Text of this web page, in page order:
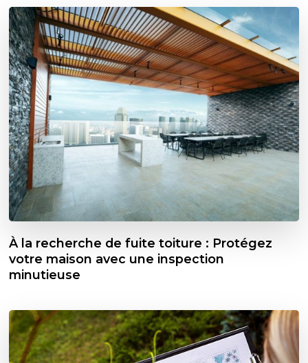
À la recherche de fuite toiture : Protégez
votre maison avec une inspection
minutieuse